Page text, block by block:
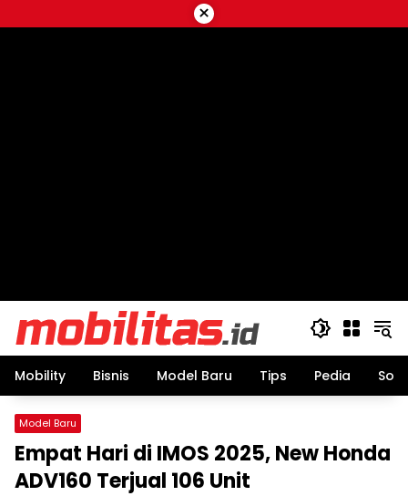
to
×
Mobility Bisnis Model Baru Tips Pedia
Model Baru
Empat Hari di IMOS 2025, New Honda
ADV160 Terjual 106 Unit